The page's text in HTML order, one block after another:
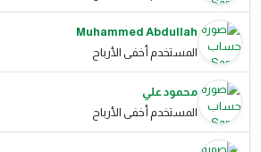
Muhammed Abdullah
المستخدم أخفى الأرباح
محمود علي
المستخدم أخفى الأرباح